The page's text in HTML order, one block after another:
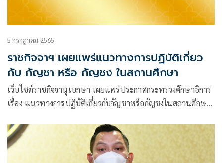
5 กรกฎาคม 2565
ราชกิจจาฯ เผยแพร่แนวทางการปฏิบัติเกี่ยว
กับ กัญชา หรือ กัญชง ในสถานศึกษา
เว็บไซต์ราชกิจจานุเบกษา เผยแพร่ประกาศกระทรวงศึกษาธิการ
เรื่อง แนวทางการปฏิบัติเกี่ยวกับกัญชาหรือกัญชงในสถานศึกษา
ศึกษาธิการ